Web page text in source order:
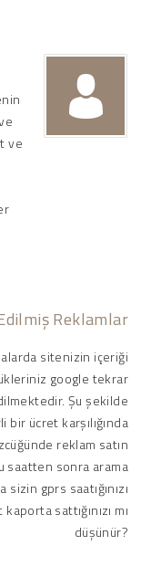
ve
Reklamlar
sitenizin içeriği
google tekrar
Şu şekilde
ücret karşılığında
reklam satın
saatten sonra arama
gprs saatığınızı
sattığınızı mı
düşünür?